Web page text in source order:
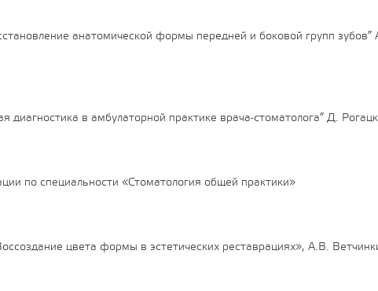
анатомической формы передней и боковой групп зубов”
диагностика в амбулаторной практике врача-стоматолога” Д.
по специальности «Стоматология общей практики»
цвета формы в эстетических реставрациях», А.В.